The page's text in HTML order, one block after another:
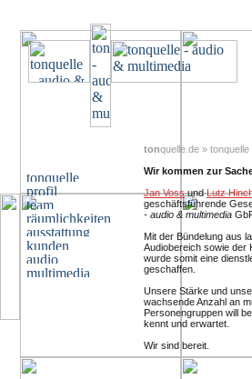
tonquelle.de » tonquelle
Wir kommen zur
Jan VossundLutz
geschäftsführende
- audio & multimedia
Mit der Bündelung aus
Audiobereich sowie der
wurde somit eine
geschaffen.
Unsere Stärke und
wachsende Anzahl an
Personengruppen will
kennt und erwartet.
Wir sind bereit.